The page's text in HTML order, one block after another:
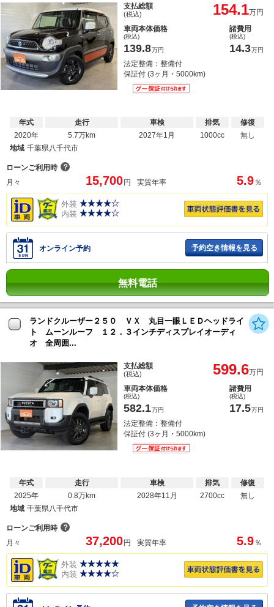
支払総額
(税込) 154.1万円
車両本体価格
(税込)
139.8万円
諸費用
(税込)
14.3万円
法定整備：整備付
保証付 (3ヶ月・5000km)
年式
2020年
走行
5.7万km
車検
2027年1月
排気
1000cc
修復
無し
地域 千葉県八千代市
ローンご利用時 ？
月々
15,700 円 実質年率 5.9 ％
外装
内装
オンライン予約 予約空き情報を見る
無料電話
ランドクルーザー２５０ ＶＸ 丸目一眼ＬＥＤヘッドライ
ト ムーンルーフ １２．３インチディスプレイオーディ
オ 全周囲...
支払総額
(税込) 599.6万円
車両本体価格
(税込)
582.1万円
諸費用
(税込)
17.5万円
法定整備：整備付
保証付 (3ヶ月・5000km)
年式
2025年
走行
0.8万km
車検
2028年11月
排気
2700cc
修復
無し
地域 千葉県八千代市
ローンご利用時 ？
月々
37,200円 実質年率 5.9 ％
外装
内装